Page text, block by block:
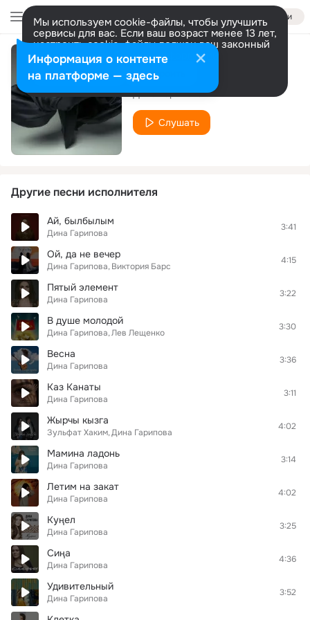
Войти
Мы используем cookie-файлы, чтобы улучшить
сервисы для вас. Если ваш возраст менее 13 лет,
настроить cookie-файлы должен ваш законный
представитель. Больше информации
Разрешить все Настроить
Напоказ
Дина Гарипова
Слушать
Другие песни исполнителя
Ай, былбылым
Дина Гарипова
3:41
Ой, да не вечер
Дина Гарипова Виктория Барс
4:15
Пятый элемент
Дина Гарипова
3:22
В душе молодой
Дина Гарипова Лев Лещенко
3:30
Весна
Дина Гарипова
3:36
Каз Канаты
Дина Гарипова
3:11
Жырчы кызга
Зульфат Хаким Дина Гарипова
4:02
Мамина ладонь
Дина Гарипова
3:14
Летим на закат
Дина Гарипова
4:02
Куңел
Дина Гарипова
3:25
Сиңа
Дина Гарипова
4:36
Удивительный
Дина Гарипова
3:52
Информация о контенте
на платформе — здесь